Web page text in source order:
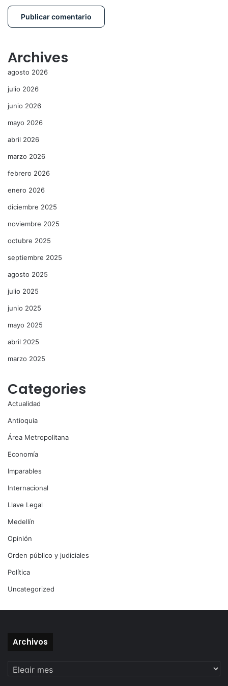
Archives
agosto 2026
julio 2026
junio 2026
mayo 2026
abril 2026
marzo 2026
febrero 2026
enero 2026
diciembre 2025
noviembre 2025
octubre 2025
septiembre 2025
agosto 2025
julio 2025
junio 2025
mayo 2025
abril 2025
marzo 2025
Categories
Actualidad
Antioquia
Área Metropolitana
Economía
Imparables
Internacional
Llave Legal
Medellín
Opinión
Orden público y judiciales
Política
Uncategorized
Archivos